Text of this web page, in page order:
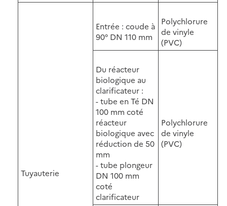
Tuyauterie
Entrée : coude à
90° DN 110 mm
Polychlorure
de vinyle
(PVC)
Du réacteur
biologique au
clarificateur :
- tube en Té DN
100 mm coté
réacteur
biologique avec
réduction de 50
mm
- tube plongeur
DN 100 mm
coté
clarificateur
Polychlorure
de vinyle
(PVC)